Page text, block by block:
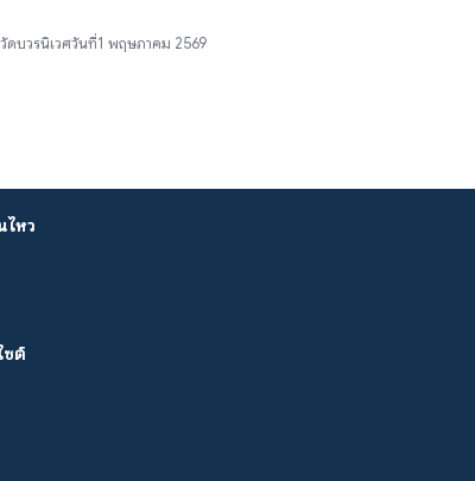
ดบวรนิเวศวันที่1 พฤษภาคม 2569
ไหว
ซต์